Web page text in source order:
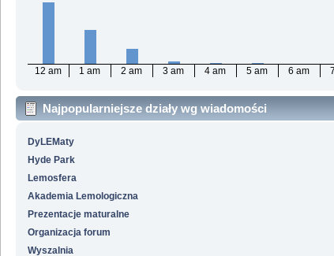
12 am 1 am 2 am 3 am 4 am 5 am 6 am
Najpopularniejsze działy wg wiadomości
DyLEMaty
Hyde Park
Lemosfera
Akademia Lemologiczna
Prezentacje maturalne
Organizacja forum
Wyszalnia